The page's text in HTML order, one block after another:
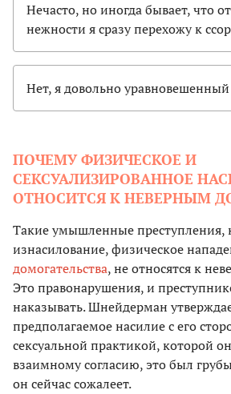
Нечасто, но иногда бывает, что
нежности я сразу перехожу к
Нет, я довольно
ПОЧЕМУ ФИЗИЧЕСКОЕ И
СЕКСУАЛИЗИРОВАННОЕ
ОТНОСИТСЯ К НЕВЕРНЫМ
Такие умышленные преступления,
изнасилование, физическое
домогательства, не относятся к
Это правонарушения, и
наказывать. Шнейдерман
предполагаемое насилие с его
сексуальной практикой, которой
взаимному согласию, это был
он сейчас сожалеет.